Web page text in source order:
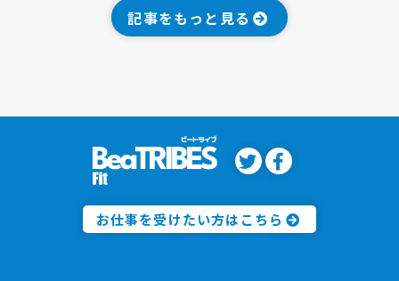
記事をもっと見る
お仕事を受けたい方はこちら